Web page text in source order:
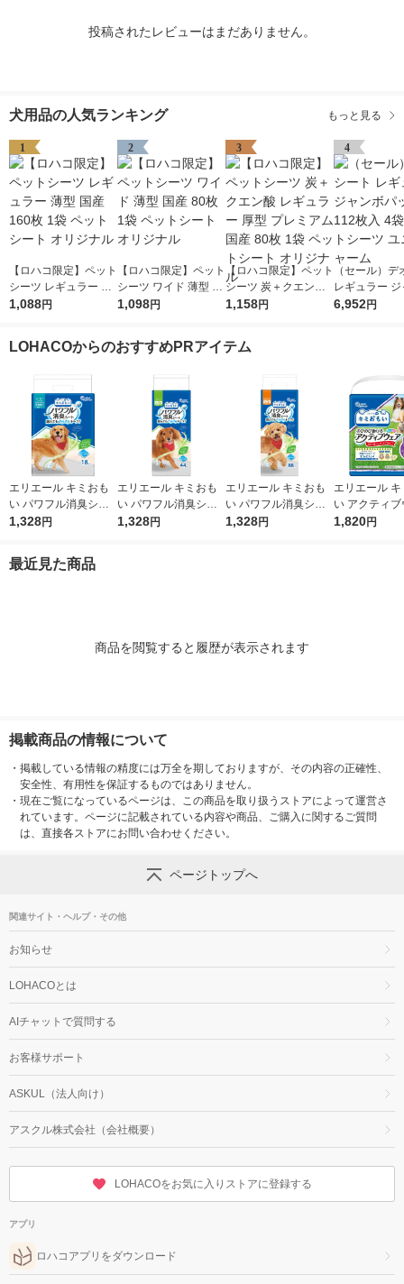
投稿されたレビューはまだありません。
犬用品の人気ランキング もっと見る
1
【ロハコ限定】ペット
シーツ レギュラー 薄
型 国産 160枚 1袋 ペ
1,088円
2
【ロハコ限定】ペット
シーツ ワイド 薄型 国
産 80枚 1袋 ペットシ
1,098円
3
【ロハコ限定】ペット
シーツ 炭＋クエン酸
レギュラー 厚型 プレ
ナル
1,158円
4
（セール）デ
レギュラー
パック 112枚
6,952円
LOHACOからのおすすめPRアイテム
エリエール キミおも
い パワフル消臭シー
ト スーパーワイド 無
1,328円
エリエール キミおも
い パワフル消臭シー
ト ワイド 無香タイプ
1,328円
エリエール キミおも
い パワフル消臭シー
ト レギュラー 無香タ
1,328円
エリエール
い アクティ
Ｌ パンツ ゆ
1,820円
最近見た商品
商品を閲覧すると履歴が表示されます
掲載商品の情報について
・ 掲載している情報の精度には万全を期しておりますが、その内容の正確性、
安全性、有用性を保証するものではありません。
・ 現在ご覧になっているページは、この商品を取り扱うストアによって運営さ
れています。ページに記載されている内容や商品、ご購入に関するご質問
は、直接各ストアにお問い合わせください。
ページトップへ
関連サイト・ヘルプ・その他
お知らせ
LOHACOとは
AIチャットで質問する
お客様サポート
ASKUL（法人向け）
アスクル株式会社（会社概要）
LOHACOをお気に入りストアに登録する
アプリ
ロハコアプリをダウンロード